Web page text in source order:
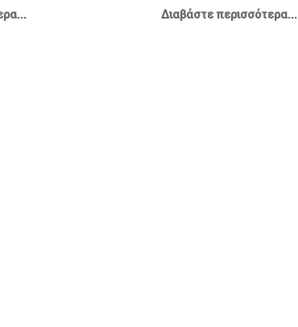
Διαβάστε περισσότερα...